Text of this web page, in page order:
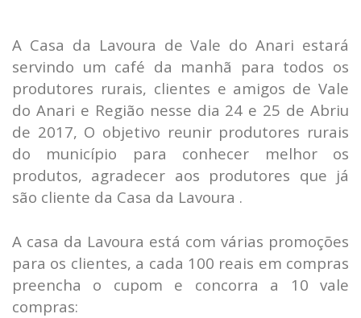
A Casa da Lavoura de Vale do Anari estará
servindo um café da manhã para todos os
produtores rurais, clientes e amigos de Vale
do Anari e Região nesse dia 24 e 25 de Abriu
de 2017, O objetivo reunir produtores rurais
do município para conhecer melhor os
produtos, agradecer aos produtores que já
são cliente da Casa da Lavoura .
A casa da Lavoura está com várias promoções
para os clientes, a cada 100 reais em compras
preencha o cupom e concorra a 10 vale
compras: